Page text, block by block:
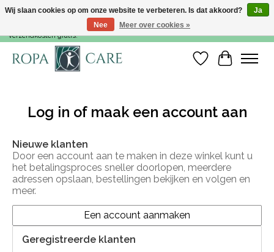
Voor 15:00 besteld, dezelfde werkdag nog verzonden! Vanaf €35,- zijn de
verzendkosten gratis!
Verlanglijst
Log in of maak een account aan
Nieuwe klanten
Door een account aan te maken in deze winkel kunt u
het betalingsproces sneller doorlopen, meerdere
adressen opslaan, bestellingen bekijken en volgen en
meer.
Een account aanmaken
Geregistreerde klanten
Wij slaan cookies op om onze website te verbeteren. Is dat akkoord?
Ja
Nee
Meer over cookies »